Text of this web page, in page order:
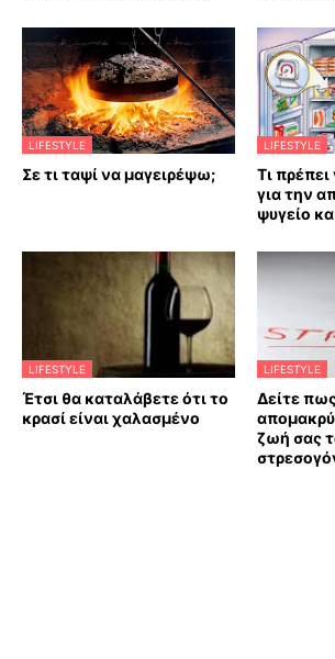
LIFESTYLE
Σε τι ταψί να μαγειρέψω;
LIFESTYLE
Τι
για την
ψυγείο
LIFESTYLE
Έτσι θα καταλάβετε ότι το
κρασί είναι χαλασμένο
LIFESTYLE
Δείτε
ζωή σας